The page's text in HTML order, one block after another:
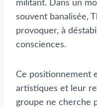
militant. Dans un
souvent banalisée,
provoquer, à
consciences.
Ce positionnement
artistiques et leur
groupe ne cherche